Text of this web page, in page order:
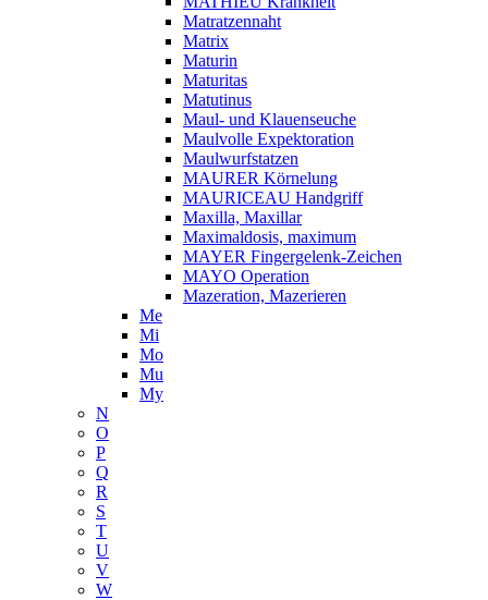
Matratzennaht
Matrix
Maturin
Maturitas
Matutinus
Maul- und Klauenseuche
Maulvolle Expektoration
Maulwurfstatzen
MAURER Körnelung
MAURICEAU Handgriff
Maxilla, Maxillar
Maximaldosis, maximum
MAYER Fingergelenk-Zeichen
MAYO Operation
Mazeration, Mazerieren
Me
Mi
Mo
Mu
My
N
O
P
Q
R
S
T
U
V
W